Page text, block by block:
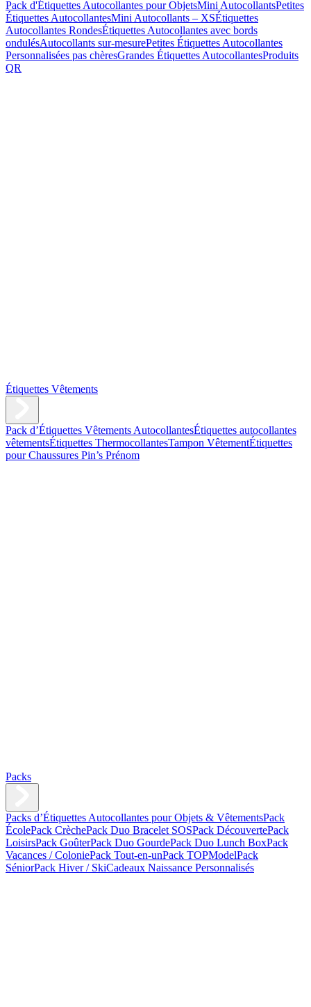
Pack d'Étiquettes Autocollantes pour ObjetsMini AutocollantsPetites
Étiquettes AutocollantesMini Autocollants – XSÉtiquettes
Autocollantes RondesÉtiquettes Autocollantes avec bords
ondulésAutocollants sur-mesurePetites Étiquettes Autocollantes
Personnalisées pas chèresGrandes Étiquettes AutocollantesProduits
QR
Étiquettes Vêtements
Pack d’Étiquettes Vêtements AutocollantesÉtiquettes autocollantes
vêtementsÉtiquettes ThermocollantesTampon VêtementÉtiquettes
pour Chaussures Pin’s Prénom
Packs
Packs d’Étiquettes Autocollantes pour Objets & VêtementsPack
ÉcolePack CrèchePack Duo Bracelet SOSPack DécouvertePack
LoisirsPack GoûterPack Duo GourdePack Duo Lunch BoxPack
Vacances / ColoniePack Tout-en-unPack TOPModelPack
SéniorPack Hiver / SkiCadeaux Naissance Personnalisés